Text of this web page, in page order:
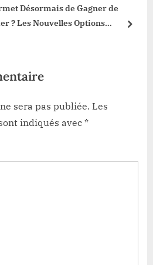
Désormais de Gagner de
? Les Nouvelles Options
next
sera pas publiée. Les
indiqués avec *